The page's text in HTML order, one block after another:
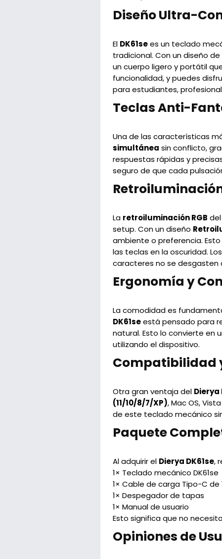
Diseño Ultra-
El DK61sees un teclado
tradicional. Con un diseño
un cuerpo ligero y portátil
funcionalidad, y puedes
para estudiantes,
Teclas Anti-
Una de las características
simultánea sin conflicto,
respuestas rápidas y
seguro de que cada
La retroiluminación RGB del
setup. Con un diseño
ambiente o preferencia.
las teclas en la oscuridad. Los
caracteres no se desgasten
Ergonomía y
La comodidad es
DK61seestá pensado para
natural. Esto lo convierte en
utilizando el dispositivo.
Compatibilidad
Otra gran ventaja del Dierya
(11/10/8/7/XP), Mac OS,
de este teclado mecánico
Paquete
Al adquirir el Dierya DK61se,
1× Teclado mecánico DK61se
1× Cable de carga Tipo-C de
1× Despegador de tapas
1× Manual de usuario
Esto significa que no
Opiniones de